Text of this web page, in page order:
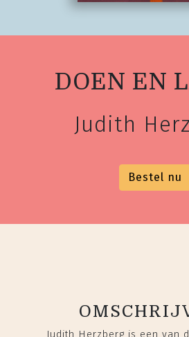
DOEN EN
Judith
Bestel nu
Judith Herzberg is een van